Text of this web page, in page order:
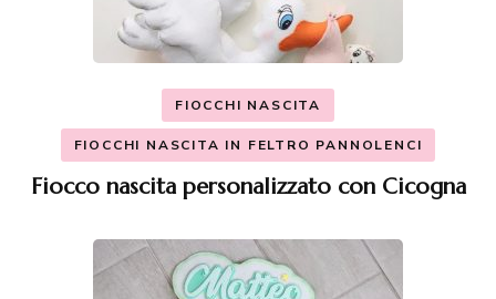
FIOCCHI NASCITA
FIOCCHI NASCITA IN FELTRO PANNOLENCI
Fiocco nascita personalizzato con Cicogna